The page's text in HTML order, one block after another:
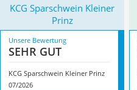
KCG Sparschwein Kleiner
Prinz
Unsere Bewertung
SEHR GUT
KCG Sparschwein Kleiner Prinz
07/2026